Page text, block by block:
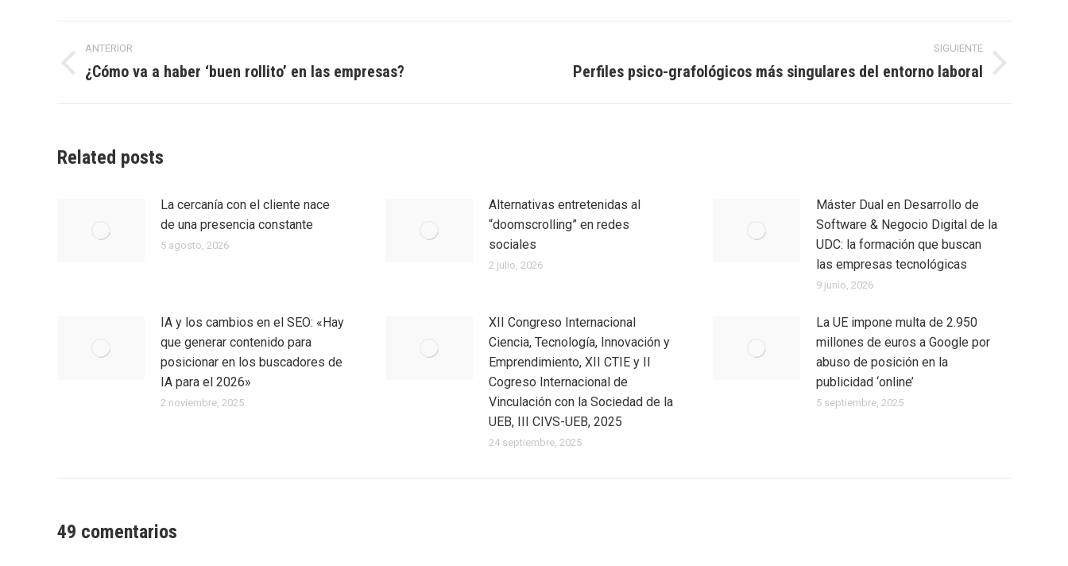
Navegación
entre
ANTERIOR
Entrada
¿Cómo va a haber ‘buen rollito’ en las empresas?
SIGUIENTE
Entrada
Perfiles psico-grafológicos más singulares del entorno laboral
Related posts
La cercanía con el cliente nace
de una presencia constante
5 agosto, 2026
Alternativas entretenidas al
“doomscrolling” en redes
sociales
2 julio, 2026
Máster Dual en Desarrollo de
Software & Negocio Digital de la
UDC: la formación que buscan
las empresas tecnológicas
9 junio, 2026
IA y los cambios en el SEO: «Hay
que generar contenido para
posicionar en los buscadores de
IA para el 2026»
2 noviembre, 2025
XII Congreso Internacional
Ciencia, Tecnología, Innovación y
Emprendimiento, XII CTIE y II
Cogreso Internacional de
Vinculación con la Sociedad de la
UEB, III CIVS-UEB, 2025
24 septiembre, 2025
La UE impone multa de 2.950
millones de euros a Google por
abuso de posición en la
publicidad ‘online’
5 septiembre, 2025
49 comentarios